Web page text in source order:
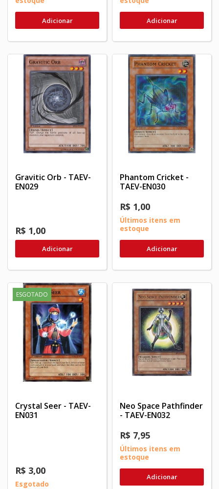
Adicionar Adicionar
Gravitic Orb - TAEV-
EN029
R$ 1,00
Adicionar
Phantom Cricket -
TAEV-EN030
R$ 1,00
Últimos itens em
estoque
Adicionar
ESGOTADO
Crystal Seer - TAEV-
EN031
R$ 3,00
Esgotado
Neo Space Pathfinder
- TAEV-EN032
R$ 7,95
Últimos itens em
estoque
Adicionar